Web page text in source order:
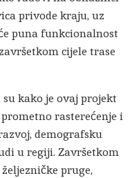
privode kraju, uz
puna funkcionalnost
cijele trase
kako je ovaj projekt
rasterećenje i
demografsku
u regiji. Završetkom
pruge,